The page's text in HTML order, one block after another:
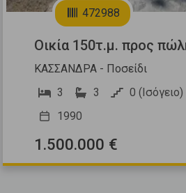
472988
Οικία 150τ.μ. προς
ΚΑΣΣΑΝΔΡΑ - Ποσείδι
3
3 0 (Ισόγειο)
1990
1.500.000 €